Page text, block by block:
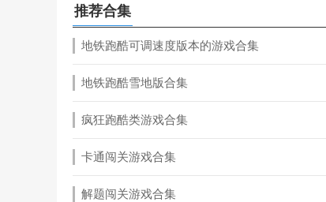
推荐合集
地铁跑酷可调速度版本的游戏合集
地铁跑酷雪地版合集
疯狂跑酷类游戏合集
卡通闯关游戏合集
解题闯关游戏合集